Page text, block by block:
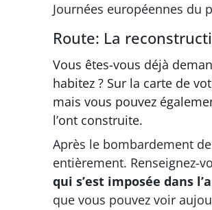
Journées européennes du
Route: La
Vous êtes-vous déjà
habitez ? Sur la carte de
mais vous pouvez
l’ont construite.
Après le bombardement
entièrement. Renseignez-
qui s’est imposée dans
que vous pouvez voir